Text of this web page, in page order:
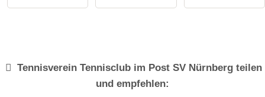
Tennisverein Tennisclub im Post SV Nürnbergteilen
und empfehlen: